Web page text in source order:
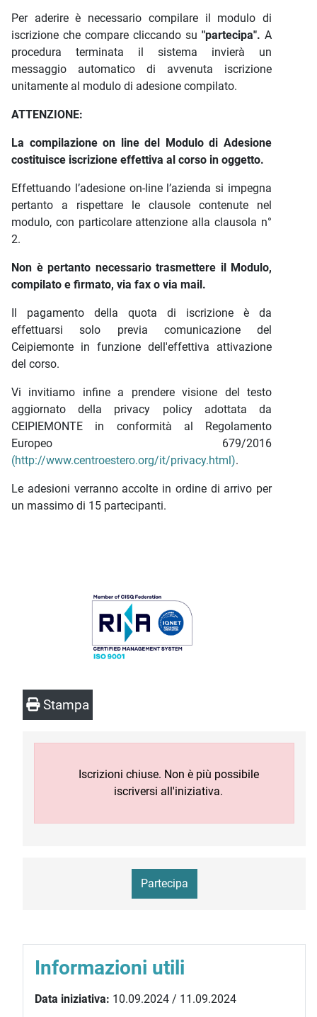
Per aderire è necessario compilare il modulo di
iscrizione che compare cliccando su "partecipa". A
procedura terminata il sistema invierà un
messaggio automatico di avvenuta iscrizione
unitamente al modulo di adesione compilato.
ATTENZIONE:
La compilazione on line del Modulo di Adesione
costituisce iscrizione effettiva al corso in oggetto.
Effettuando l’adesione on-line l’azienda si impegna
pertanto a rispettare le clausole contenute nel
modulo, con particolare attenzione alla clausola n°
2.
Non è pertanto necessario trasmettere il Modulo,
compilato e firmato, via fax o via mail.
Il pagamento della quota di iscrizione è da
effettuarsi solo previa comunicazione del
Ceipiemonte in funzione dell'effettiva attivazione
del corso.
Vi invitiamo infine a prendere visione del testo
aggiornato della privacy policy adottata da
CEIPIEMONTE in conformità al Regolamento
Europeo 679/2016
(http://www.centroestero.org/it/privacy.html).
Le adesioni verranno accolte in ordine di arrivo per
un massimo di 15 partecipanti.
Stampa
Iscrizioni chiuse. Non è più possibile
iscriversi all'iniziativa.
Partecipa
Informazioni utili
Data iniziativa: 10.09.2024 / 11.09.2024